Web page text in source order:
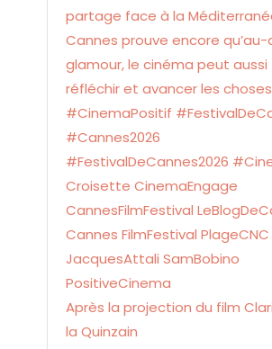
Après la projection du film
la Quinzain